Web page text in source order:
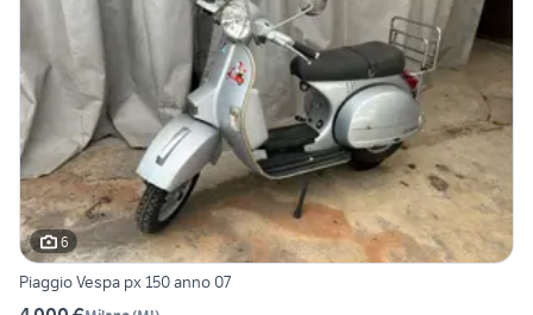
6
Piaggio Vespa px 150 anno 07